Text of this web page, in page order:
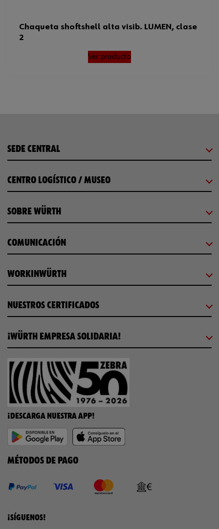
Chaqueta shoftshell alta visib. LUMEN, clase
2
Ver producto
SEDE CENTRAL
CENTRO LOGÍSTICO / MUSEO
SOBRE WÜRTH
COMUNICACIÓN
WORKINWÜRTH
NUESTROS CERTIFICADOS
¡WÜRTH EMPRESA SOLIDARIA!
¡DESCARGA NUESTRA APP!
MÉTODOS DE PAGO
¡SÍGUENOS!